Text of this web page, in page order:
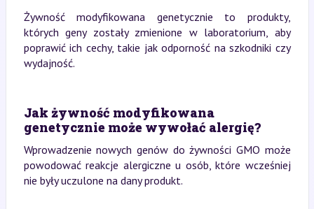
Żywność modyfikowana genetycznie to produkty,
których geny zostały zmienione w laboratorium, aby
poprawić ich cechy, takie jak odporność na szkodniki czy
wydajność.
Jak żywność modyfikowana
genetycznie może wywołać alergię?
Wprowadzenie nowych genów do żywności GMO może
powodować reakcje alergiczne u osób, które wcześniej
nie były uczulone na dany produkt.